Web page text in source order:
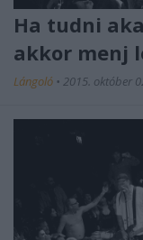
Ha tudni
akkor menj
Lángoló • 2015. október